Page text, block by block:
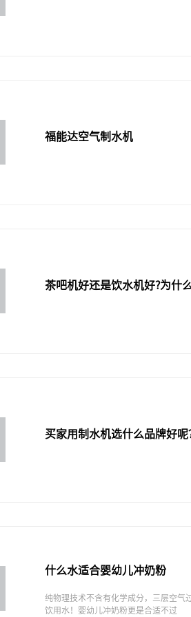
福能达空气制水机
茶吧机好还是饮水机好?为什
买家用制水机选什么品牌好
什么水适合婴幼儿冲奶粉
纯物理技术不含有化学成分，三层空气
饮用水！婴幼儿冲奶粉更是合适不过